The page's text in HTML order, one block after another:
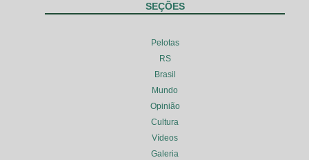
SEÇÕES
Pelotas
RS
Brasil
Mundo
Opinião
Cultura
Vídeos
Galeria